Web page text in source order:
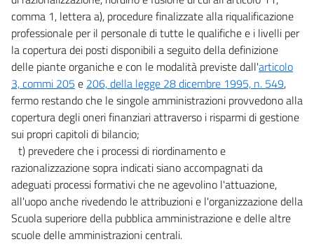
comma 1, lettera a), procedure finalizzate alla riqualificazione
professionale per il personale di tutte le qualifiche e i livelli per
la copertura dei posti disponibili a seguito della definizione
delle piante organiche e con le modalità previste dall'articolo
3, commi 205 e 206, della legge 28 dicembre 1995, n. 549,
fermo restando che le singole amministrazioni provvedono alla
copertura degli oneri finanziari attraverso i risparmi di gestione
sui propri capitoli di bilancio;
t) prevedere che i processi di riordinamento e
razionalizzazione sopra indicati siano accompagnati da
adeguati processi formativi che ne agevolino l'attuazione,
all'uopo anche rivedendo le attribuzioni e l'organizzazione della
Scuola superiore della pubblica amministrazione e delle altre
scuole delle amministrazioni centrali.